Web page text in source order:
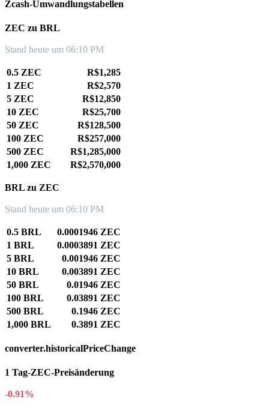
Zcash-Umwandlungstabellen
ZEC zu BRL
Stand heute um 06:10 PM
0.5 ZEC
R$1,285
1 ZEC
R$2,570
5 ZEC
R$12,850
10 ZEC
R$25,700
50 ZEC
R$128,500
100 ZEC
R$257,000
500 ZEC
R$1,285,000
1,000 ZEC
R$2,570,000
BRL zu ZEC
Stand heute um 06:10 PM
0.5 BRL
0.0001946 ZEC
1 BRL
0.0003891 ZEC
5 BRL
0.001946 ZEC
10 BRL
0.003891 ZEC
50 BRL
0.01946 ZEC
100 BRL
0.03891 ZEC
500 BRL
0.1946 ZEC
1,000 BRL
0.3891 ZEC
converter.historicalPriceChange
1 Tag-ZEC-Preisänderung
-0.91%